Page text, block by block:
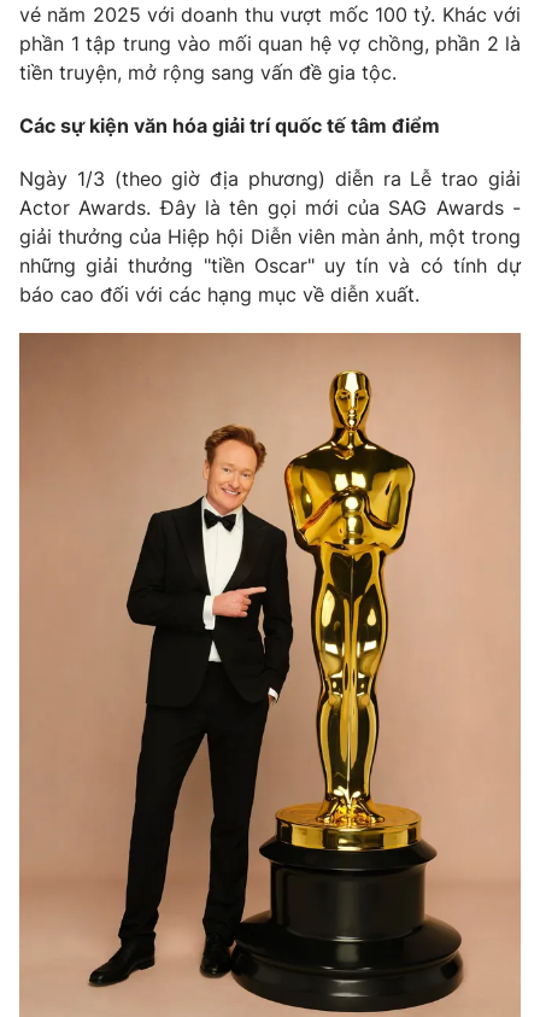
vé năm 2025 với doanh thu vượt mốc 100 tỷ. Khác với
phần 1 tập trung vào mối quan hệ vợ chồng, phần 2 là
tiền truyện, mở rộng sang vấn đề gia tộc.
Các sự kiện văn hóa giải trí quốc tế tâm điểm
Ngày 1/3 (theo giờ địa phương) diễn ra Lễ trao giải
Actor Awards. Đây là tên gọi mới của SAG Awards -
giải thưởng của Hiệp hội Diễn viên màn ảnh, một trong
những giải thưởng "tiền Oscar" uy tín và có tính dự
báo cao đối với các hạng mục về diễn xuất.